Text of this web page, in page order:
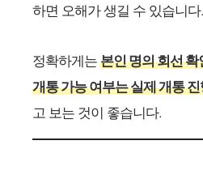
하면 오해가 생길 수 있습니다.
정확하게는 본인 명의 회선
개통 가능 여부는 실제 개통
고 보는 것이 좋습니다.